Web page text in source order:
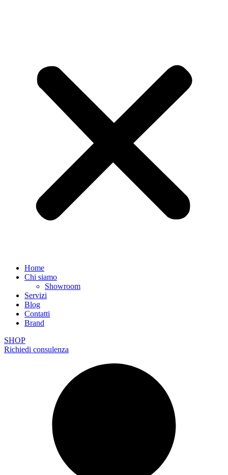
Home
Chi siamo
Showroom
Servizi
Blog
Contatti
Brand
SHOP
Richiedi consulenza